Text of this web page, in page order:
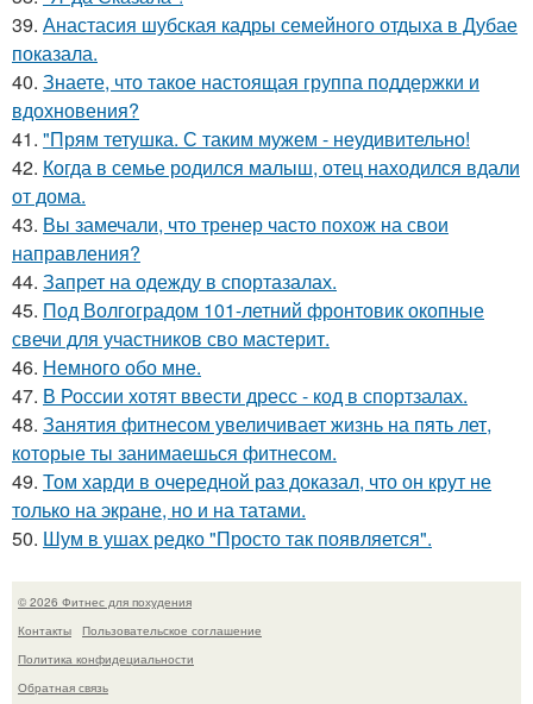
39. Анастасия шубская кадры семейного отдыха в Дубае
показала.
40. Знаете, что такое настоящая группа поддержки и
вдохновения?
41. "Прям тетушка. С таким мужем - неудивительно!
42. Когда в семье родился малыш, отец находился вдали
от дома.
43. Вы замечали, что тренер часто похож на свои
направления?
44. Запрет на одежду в спортазалах.
45. Под Волгоградом 101-летний фронтовик окопные
свечи для участников сво мастерит.
46. Немного обо мне.
47. В России хотят ввести дресс - код в спортзалах.
48. Занятия фитнесом увеличивает жизнь на пять лет,
которые ты занимаешься фитнесом.
49. Том харди в очередной раз доказал, что он крут не
только на экране, но и на татами.
50. Шум в ушах редко "Просто так появляется".
© 2026 Фитнес для похудения
Контакты
Пользовательское соглашение
Политика конфидециальности
Обратная связь